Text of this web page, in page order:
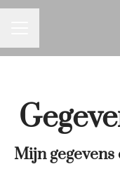
Mijn gegevens